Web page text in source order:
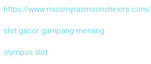
https://www.missmyrasmoonshiners.com/
slot gacor gampang menang
olympus slot